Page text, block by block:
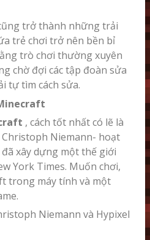
trở thành những trải
trẻ chơi trở nên bền bỉ
trò chơi thường xuyên
chờ đợi các tập đoàn sửa
tự tìm cách sửa.
, cách tốt nhất có lẽ là
Niemann- hoạt
xây dựng một thế giới
York Times. Muốn chơi,
trong máy tính và một
Niemann và Hypixel